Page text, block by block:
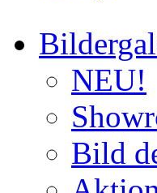
NEU!
Bild